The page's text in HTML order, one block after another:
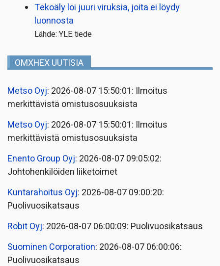
Tekoäly loi juuri viruksia, joita ei löydy
luonnosta
Lähde: YLE tiede
OMXHEX UUTISIA
Metso Oyj: 2026-08-07 15:50:01: Ilmoitus
merkittävistä omistusosuuksista
Metso Oyj: 2026-08-07 15:50:01: Ilmoitus
merkittävistä omistusosuuksista
Enento Group Oyj: 2026-08-07 09:05:02:
Johtohenkilöiden liiketoimet
Kuntarahoitus Oyj: 2026-08-07 09:00:20:
Puolivuosikatsaus
Robit Oyj: 2026-08-07 06:00:09: Puolivuosikatsaus
Suominen Corporation: 2026-08-07 06:00:06:
Puolivuosikatsaus